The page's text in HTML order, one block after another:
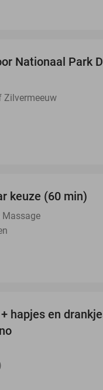
Nationaal Park
Zilvermeeuw
keuze (60 min)
Massage
hapjes en